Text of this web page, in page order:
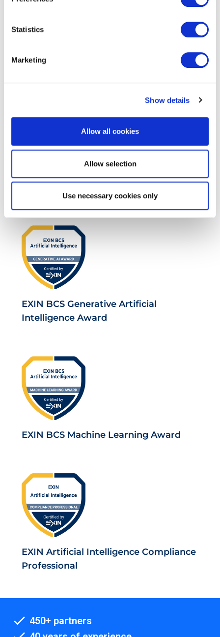
Statistics
Marketing
Show details
Allow all cookies
Allow selection
Use necessary cookies only
Foundation
EXIN BCS Generative Artificial
Intelligence Award
EXIN BCS Machine Learning Award
EXIN Artificial Intelligence Compliance
Professional
450+ partners